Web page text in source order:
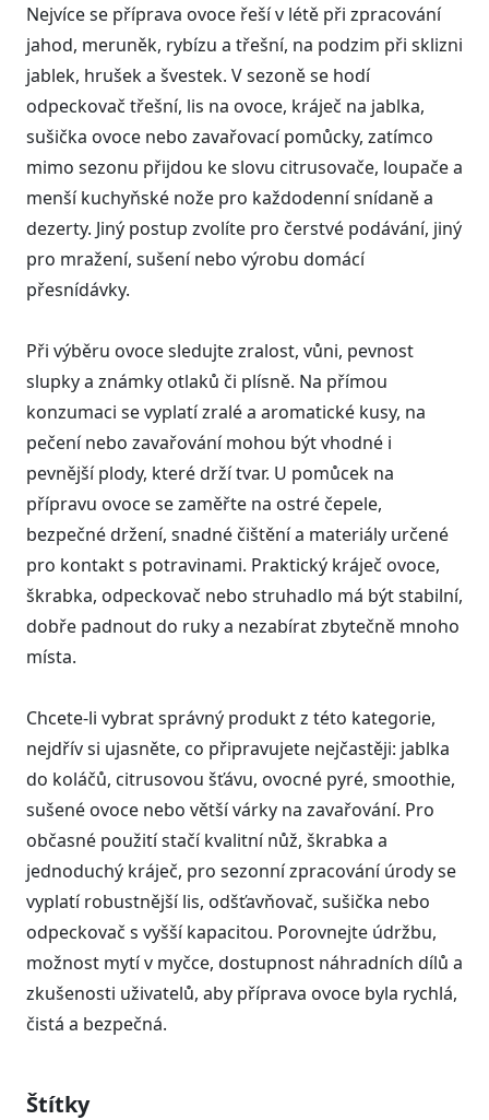
Nejvíce se příprava ovoce řeší v létě při zpracování
jahod, meruněk, rybízu a třešní, na podzim při sklizni
jablek, hrušek a švestek. V sezoně se hodí
odpeckovač třešní, lis na ovoce, kráječ na jablka,
sušička ovoce nebo zavařovací pomůcky, zatímco
mimo sezonu přijdou ke slovu citrusovače, loupače a
menší kuchyňské nože pro každodenní snídaně a
dezerty. Jiný postup zvolíte pro čerstvé podávání, jiný
pro mražení, sušení nebo výrobu domácí
přesnídávky.
Při výběru ovoce sledujte zralost, vůni, pevnost
slupky a známky otlaků či plísně. Na přímou
konzumaci se vyplatí zralé a aromatické kusy, na
pečení nebo zavařování mohou být vhodné i
pevnější plody, které drží tvar. U pomůcek na
přípravu ovoce se zaměřte na ostré čepele,
bezpečné držení, snadné čištění a materiály určené
pro kontakt s potravinami. Praktický kráječ ovoce,
škrabka, odpeckovač nebo struhadlo má být stabilní,
dobře padnout do ruky a nezabírat zbytečně mnoho
místa.
Chcete-li vybrat správný produkt z této kategorie,
nejdřív si ujasněte, co připravujete nejčastěji: jablka
do koláčů, citrusovou šťávu, ovocné pyré, smoothie,
sušené ovoce nebo větší várky na zavařování. Pro
občasné použití stačí kvalitní nůž, škrabka a
jednoduchý kráječ, pro sezonní zpracování úrody se
vyplatí robustnější lis, odšťavňovač, sušička nebo
odpeckovač s vyšší kapacitou. Porovnejte údržbu,
možnost mytí v myčce, dostupnost náhradních dílů a
zkušenosti uživatelů, aby příprava ovoce byla rychlá,
čistá a bezpečná.
Štítky